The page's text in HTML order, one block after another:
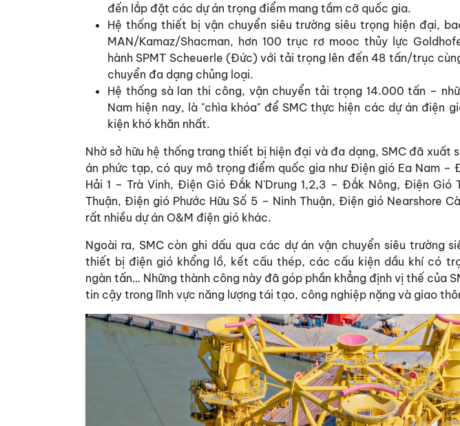
đến lắp đặt các dự án trọng điểm mang tầm cỡ quốc gia.
Hệ thống thiết bị vận chuyển siêu trường siêu trọng hiện đại,
MAN/Kamaz/Shacman, hơn 100 trục rơ mooc thủy lực
hành SPMT Scheuerle (Đức) với tải trọng lên đến 48 tấn/trục
chuyển đa dạng chủng loại.
Hệ thống sà lan thi công, vận chuyển tải trọng 14.000 tấn –
Nam hiện nay, là "chìa khóa" để SMC thực hiện các dự án điện
kiện khó khăn nhất.
Nhờ sở hữu hệ thống trang thiết bị hiện đại và đa dạng, SMC đã xuất
án phức tạp, có quy mô trọng điểm quốc gia như Điện gió Ea Nam
Hải 1 – Trà Vinh, Điện Gió Đắk N'Drung 1,2,3 – Đắk Nông, Điện Gió
Thuận, Điện gió Phước Hữu Số 5 – Ninh Thuận, Điện gió Nearshore
rất nhiều dự án O&M điện gió khác.
Ngoài ra, SMC còn ghi dấu qua các dự án vận chuyển siêu trường
thiết bị điện gió khổng lồ, kết cấu thép, các cấu kiện dầu khí có
ngàn tấn… Những thành công này đã góp phần khẳng định vị thế của
tin cậy trong lĩnh vực năng lượng tái tạo, công nghiệp nặng và giao